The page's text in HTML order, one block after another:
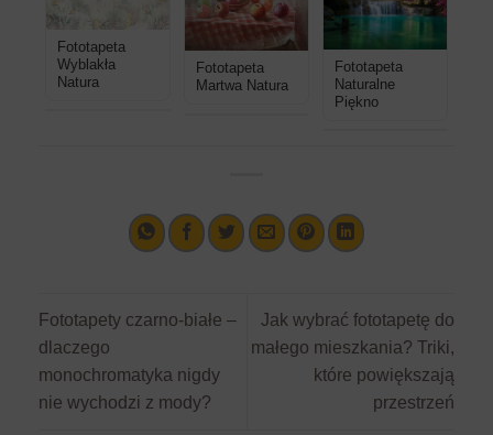
Fototapeta
Wyblakła
Natura
Fototapeta
Martwa Natura
Fototapeta
Naturalne
Piękno
Fototapety czarno-białe –
dlaczego
monochromatyka nigdy
nie wychodzi z mody?
Jak wybrać fototapetę do
małego mieszkania? Triki,
które powiększają
przestrzeń